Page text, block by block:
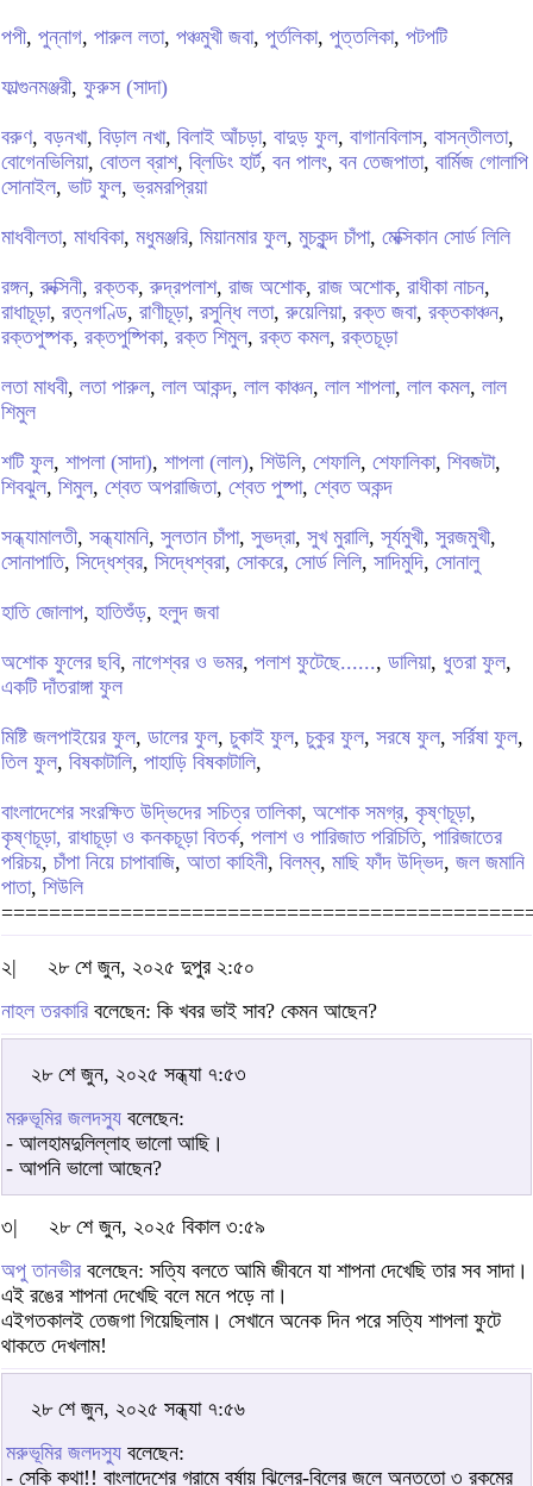
পপী, পুন্নাগ, পারুল লতা, পঞ্চমুখী জবা, পুর্তলিকা, পুত্তলিকা, পটপটি
ফাল্গুনমঞ্জরী, ফুরুস (সাদা)
বরুণ, বড়নখা, বিড়াল নখা, বিলাই আঁচড়া, বাদুড় ফুল, বাগানবিলাস, বাসন্তীলতা,
বোগেনভিলিয়া, বোতল ব্রাশ, ব্লিডিং হার্ট, বন পালং, বন তেজপাতা, বার্মিজ গোলাপি
সোনাইল, ভাট ফুল,ভ্রমরপ্রিয়া
মাধবীলতা, মাধবিকা, মধুমঞ্জরি, মিয়ানমার ফুল, মুচকুন্দ চাঁপা, মেক্সিকান সোর্ড লিলি
রঙ্গন,রুক্সিনী, রক্তক,রুদ্রপলাশ, রাজ অশোক, রাজ অশোক, রাধীকা নাচন,
রাধাচূড়া, রত্নগণ্ডি, রাণীচূড়া, রসুন্ধি লতা,রুয়েলিয়া, রক্ত জবা, রক্তকাঞ্চন,
রক্তপুষ্পক, রক্তপুষ্পিকা, রক্ত শিমুল, রক্ত কমল, রক্তচূড়া
লতা মাধবী, লতা পারুল, লাল আকন্দ, লাল কাঞ্চন, লাল শাপলা, লাল কমল, লাল
শিমুল
শটি ফুল, শাপলা (সাদা), শাপলা (লাল), শিউলি, শেফালি, শেফালিকা, শিবজটা,
শিবঝুল, শিমুল, শ্বেত অপরাজিতা, শ্বেত পুষ্পা, শ্বেত অকন্দ
সন্ধ্যামালতী, সন্ধ্যামনি, সুলতান চাঁপা, সুভদ্রা, সুখ মুরালি, সূর্যমুখী, সুরজমুখী,
সোনাপাতি, সিদ্ধেশ্বর, সিদ্ধেশ্বরা, সোকরে, সোর্ড লিলি, সাদিমুদি, সোনালু
হাতি জোলাপ, হাতিশুঁড়, হলুদ জবা
অশোক ফুলের ছবি, নাগেশ্বর ও ভমর, পলাশ ফুটেছে......, ডালিয়া, ধুতরা ফুল,
একটি দাঁতরাঙ্গা ফুল
মিষ্টি জলপাইয়ের ফুল, ডালের ফুল, চুকাই ফুল, চুকুর ফুল, সরষে ফুল, সর্রিষা ফুল,
তিল ফুল, বিষকাটালি, পাহাড়ি বিষকাটালি,
বাংলাদেশের সংরক্ষিত উদ্ভিদের সচিত্র তালিকা, অশোক সমগ্র, কৃষ্ণচূড়া,
কৃষ্ণচূড়া, রাধাচূড়া ও কনকচূড়া বিতর্ক, পলাশ ও পারিজাত পরিচিতি, পারিজাতের
পরিচয়, চাঁপা নিয়ে চাপাবাজি, আতা কাহিনী, বিলম্ব, মাছি ফাঁদ উদ্ভিদ, জল জমানি
পাতা, শিউলি
২|
২৮ শে জুন, ২০২৫ দুপুর ২:৫০
নাহল তরকারি বলেছেন: কি খবর ভাই সাব? কেমন আছেন?
২৮ শে জুন, ২০২৫ সন্ধ্যা ৭:৫৩
মরুভূমির জলদস্যু বলেছেন:
- আলহামদুলিল্লাহ ভালো আছি।
- আপনি ভালো আছেন?
৩|
২৮ শে জুন, ২০২৫ বিকাল ৩:৫৯
অপু তানভীর বলেছেন: সত্যি বলতে আমি জীবনে যা শাপনা দেখেছি তার সব সাদা।
এই রঙের শাপনা দেখেছি বলে মনে পড়ে না।
এইগতকালই তেজগা গিয়েছিলাম। সেখানে অনেক দিন পরে সত্যি শাপলা ফুটে
থাকতে দেখলাম!
২৮ শে জুন, ২০২৫ সন্ধ্যা ৭:৫৬
মরুভূমির জলদস্যু বলেছেন:
- সেকি কথা!! বাংলাদেশের গ্রামে বর্ষায় ঝিলের-বিলের জলে অন্ততো ৩ রকমের